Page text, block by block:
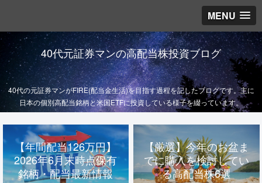
MENU
40代元証券マンの高配当株投資ブログ
40代の元証券マンがFIRE(配当金生活)を目指す過程を記したブログです。主に
日本の個別高配当銘柄と米国ETFに投資している様子を綴っています。
【年間配当126万円】
2026年6月末時点保有
銘柄・配当最新情報
【厳選】今年のお盆ま
でに購入を検討してい
る高配当株6選